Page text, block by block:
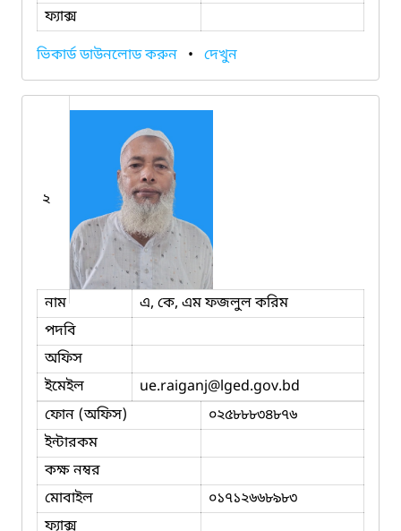
ফ্যাক্স
ভিকার্ড ডাউনলোড করুন • দেখুন
২
নাম
এ, কে, এম ফজলুল করিম
পদবি
অফিস
ইমেইল
ue.raiganj@lged.gov.bd
ফোন (অফিস)
০২৫৮৮৮৩৪৮৭৬
ইন্টারকম
কক্ষ নম্বর
মোবাইল
০১৭১২৬৬৮৯৮৩
ফ্যাক্স